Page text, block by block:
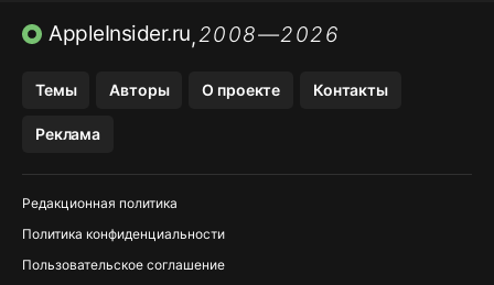
ПРИЛОЖЕНИЯ БЕЗ APP STORE
AppleInsider.ru,2008—2026
Темы Авторы О проекте Контакты
Реклама
Редакционная политика
Политика конфиденциальности
Пользовательское соглашение